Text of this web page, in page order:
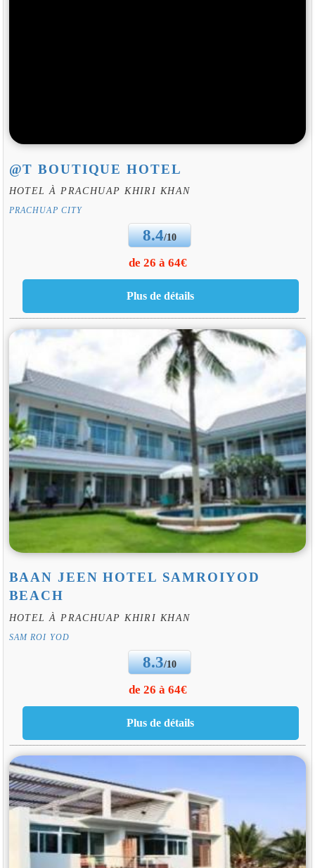
@T BOUTIQUE HOTEL
HOTEL À PRACHUAP KHIRI KHAN
PRACHUAP CITY
8.4/10
de 26 à 64€
BAAN JEEN HOTEL SAMROIYOD
BEACH
HOTEL À PRACHUAP KHIRI KHAN
SAM ROI YOD
8.3/10
de 26 à 64€